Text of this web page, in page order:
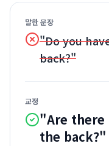
말한 문장
"Do you
back?"
교정
"Are there
the back?"